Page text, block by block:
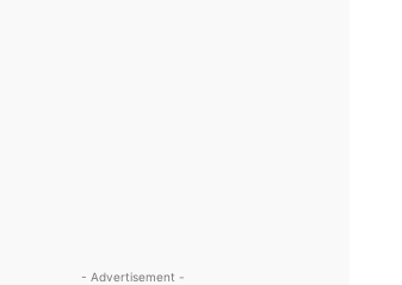
- Advertisement -